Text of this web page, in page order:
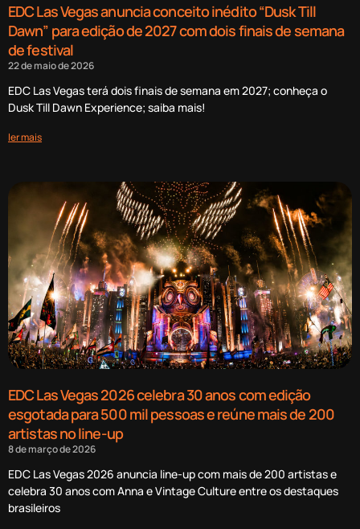
EDC Las Vegas anuncia conceito inédito “Dusk Till
Dawn” para edição de 2027 com dois finais de semana
de festival
22 de maio de 2026
EDC Las Vegas terá dois finais de semana em 2027; conheça o
Dusk Till Dawn Experience; saiba mais!
ler mais
EDC Las Vegas 2026 celebra 30 anos com edição
esgotada para 500 mil pessoas e reúne mais de 200
artistas no line-up
8 de março de 2026
EDC Las Vegas 2026 anuncia line-up com mais de 200 artistas e
celebra 30 anos com Anna e Vintage Culture entre os destaques
brasileiros